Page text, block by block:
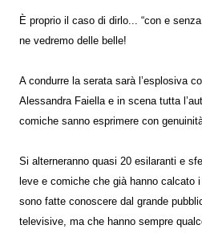
È proprio il caso di dirlo... “con e
ne vedremo delle belle!
A condurre la serata sarà l’esplosiva
Alessandra Faiella e in scena tutta
comiche sanno esprimere con
Si alterneranno quasi 20 esilaranti e
leve e comiche che già hanno calcato
sono fatte conoscere dal grande
televisive, ma che hanno sempre